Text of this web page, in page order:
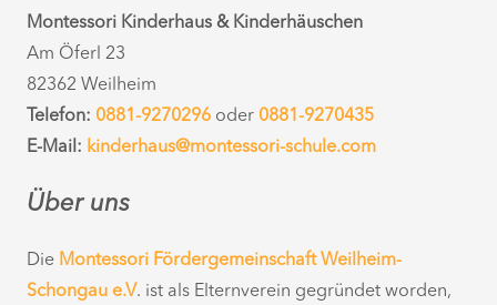
Montessori Kinderhaus & Kinderhäuschen
Am Öferl 23
82362 Weilheim
Telefon: 0881-9270296 oder 0881-9270435
E-Mail: kinderhaus@montessori-schule.com
Über uns
Die Montessori Fördergemeinschaft Weilheim-
Schongau e.V. ist als Elternverein gegründet worden,